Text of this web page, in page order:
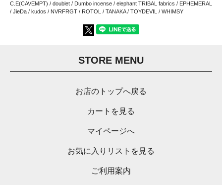
C.E(CAVEMPT) / doublet / Dumbo incense / elephant TRIBAL fabrics / EPHEMERAL
/ JieDa / kudos / NVRFRGT / ROTOL / TANAKA / TOYDEVIL / WHIMSY
STORE MENU
お店のトップへ戻る
カートを見る
マイページへ
お気に入りリストを見る
ご利用案内